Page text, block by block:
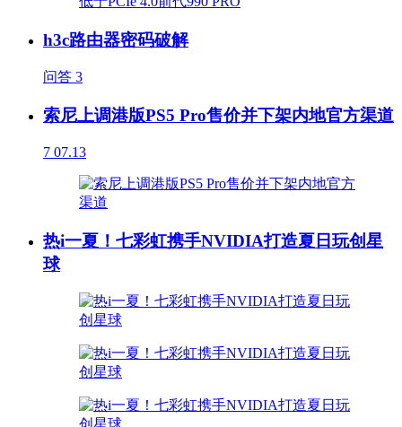
h3c路由器密码破解
问答 3
索尼上调港版PS5 Pro售价并下架内地官方渠道
7 07.13
热i一夏！七彩虹携手NVIDIA打造夏日玩创星
球